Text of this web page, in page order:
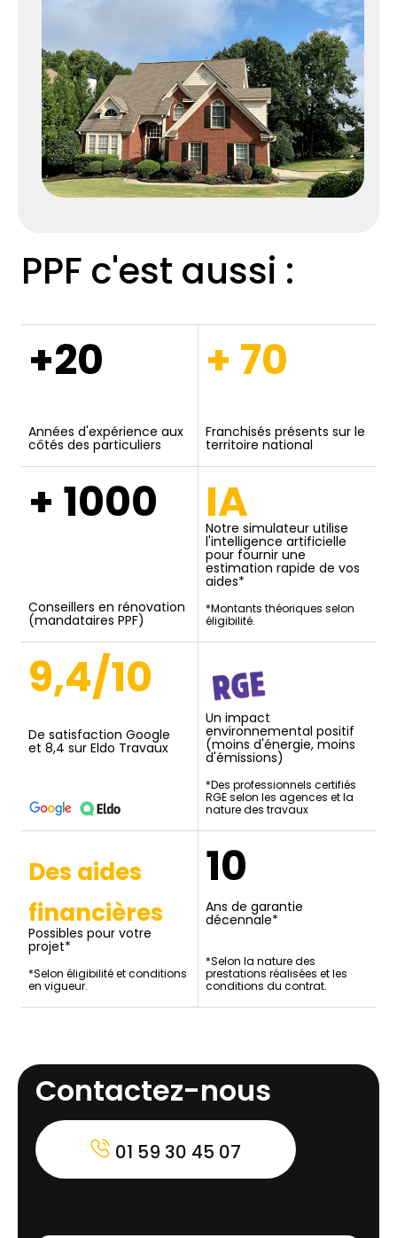
PPF c'est aussi :
+20
Années d'expérience aux
côtés des particuliers
+ 70
Franchisés présents sur le
territoire national
+ 1000
Conseillers en rénovation
(mandataires PPF)
IA
Notre simulateur utilise
l'intelligence artificielle
pour fournir une
estimation rapide de vos
aides*
*Montants théoriques selon
éligibilité.
9,4/10
De satisfaction Google
et 8,4 sur Eldo Travaux
Un impact
environnemental positif
(moins d'énergie, moins
d'émissions)
*Des professionnels certifiés
RGE selon les agences et la
nature des travaux
Des aides
financières
Possibles pour votre
projet*
*Selon éligibilité et conditions
en vigueur.
10
Ans de garantie
décennale*
*Selon la nature des
prestations réalisées et les
conditions du contrat.
Contactez-nous
01 59 30 45 07